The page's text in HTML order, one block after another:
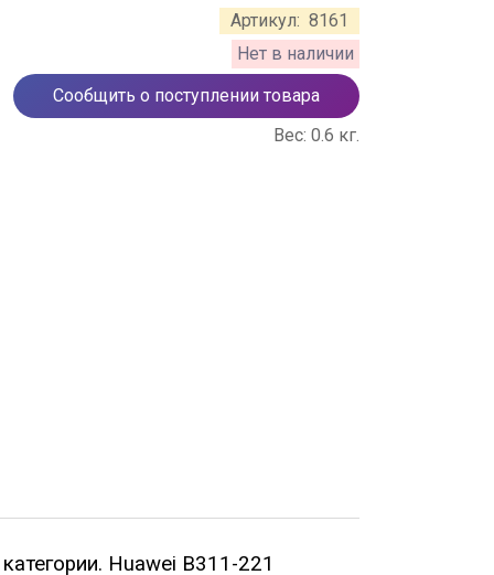
Артикул: 8161
Нет в наличии
Сообщить о поступлении товара
Вес: 0.6 кг.
Huawei B311-221